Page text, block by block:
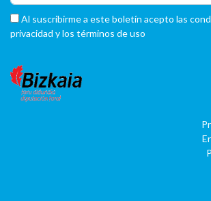
Al suscribirme a este boletín acepto las
privacidad y los términos de uso